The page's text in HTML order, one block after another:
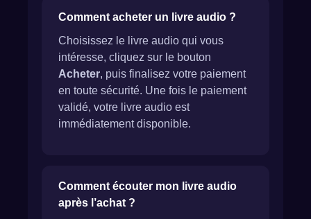
Comment acheter un livre audio ?
Choisissez le livre audio qui vous
intéresse, cliquez sur le bouton
Acheter, puis finalisez votre paiement
en toute sécurité. Une fois le paiement
validé, votre livre audio est
immédiatement disponible.
Comment écouter mon livre audio
après l’achat ?